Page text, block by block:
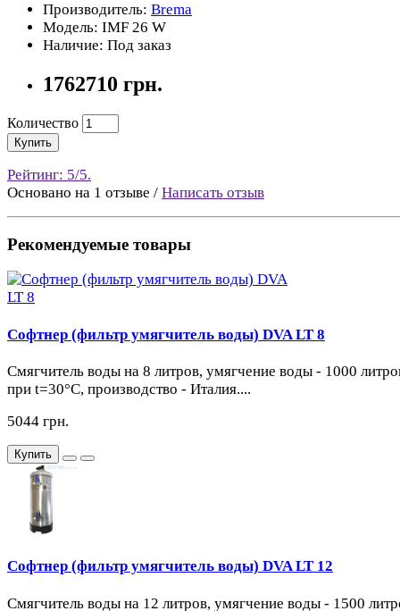
Производитель: Brema
Модель: IMF 26 W
Наличие: Под заказ
1762710 грн.
Количество
Купить
Рейтинг: 5/5.
Основано на 1 отзыве / Написать отзыв
Рекомендуемые товары
Софтнер (фильтр умягчитель воды) DVA LT 8
Cмягчитель воды на 8 литров, умягчение воды - 1000
при t=30°С, производство - Италия....
5044 грн.
Купить
Софтнер (фильтр умягчитель воды) DVA LT 12
Cмягчитель воды на 12 литров, умягчение воды - 1500